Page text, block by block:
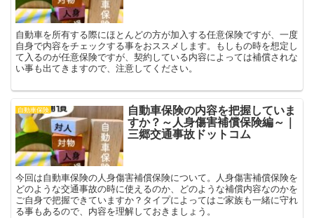
自動車を所有する際にほとんどの方が加入する任意保険ですが、一度
自身で内容をチェックする事をおススメします。もしもの時を想定し
て入るのが任意保険ですが、契約している内容によっては補償されな
い事も出てきますので、注意してください。
自動車保険 自動車保険の内容を把握していま
すか？～人身傷害補償保険編～｜
三郷交通事故ドットコム
今回は自動車保険の人身傷害補償保険について。人身傷害補償保険を
どのような交通事故の時に使えるのか、どのような補償内容なのかを
ご自身で把握できていますか？タイプによってはご家族も一緒に守れ
る事もあるので、内容を理解しておきましょう。